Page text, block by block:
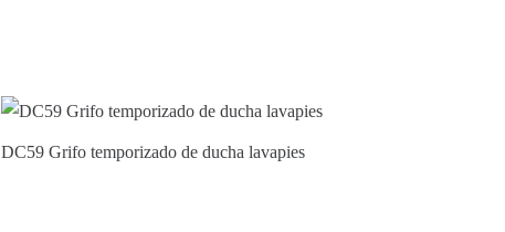
DC59 Grifo temporizado de ducha lavapies